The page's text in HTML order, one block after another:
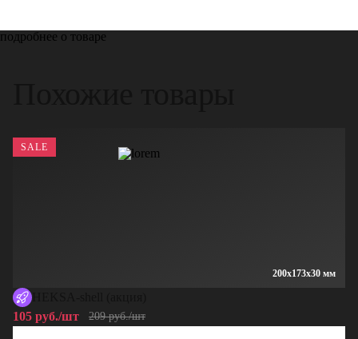
подробнее о товаре
200x173x30 мм
SALE
105 руб./шт
209 руб./шт